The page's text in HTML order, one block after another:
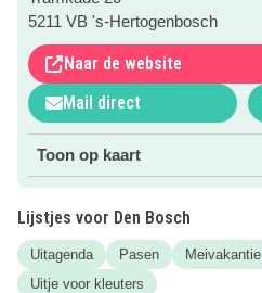
5211 VB 's-Hertogenbosch
Naar de website
Mail direct
Toon op kaart
Lijstjes voor Den Bosch
Uitagenda Pasen Meivakantie
Uitje voor kleuters